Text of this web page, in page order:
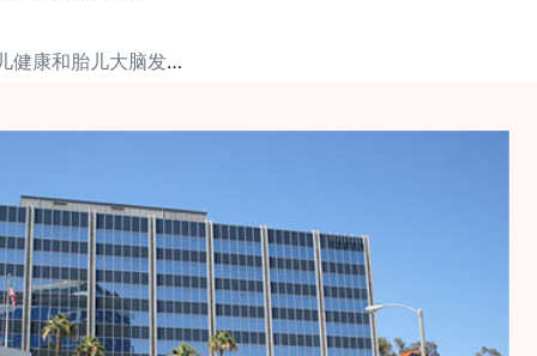
下一篇: 压力影响胎儿健康和胎儿大脑发育吗？